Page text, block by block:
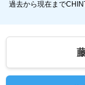
過去から現在まで